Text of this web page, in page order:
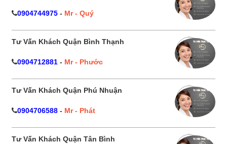
0904744975 - Mr - Quý
Tư Vấn Khách Quận Bình Thạnh
0904712881 - Mr - Phước
Tư Vấn Khách Quận Phú Nhuận
0904706588 - Mr - Phát
Tư Vấn Khách Quận Tân Bình